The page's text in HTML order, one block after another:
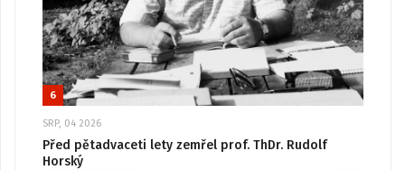
6
SRP, 04 2026
Před pětadvaceti lety zemřel prof. ThDr. Rudolf
Horský